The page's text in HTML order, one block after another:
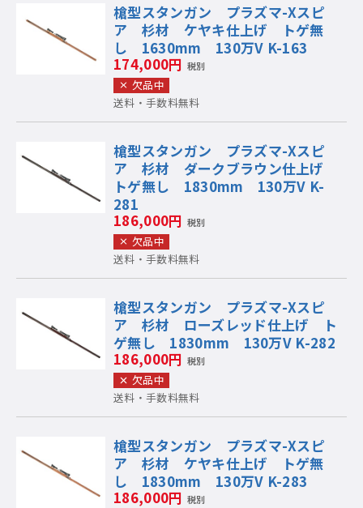
槍型スタンガン プラズマ-Xスピ
ア 杉材 ケヤキ仕上げ トゲ無
し 1630mm 130万V K-163
174,000円 税別
欠品中
送料・手数料無料
槍型スタンガン プラズマ-Xスピ
ア 杉材 ダークブラウン仕上げ
トゲ無し 1830mm 130万V K-
281
186,000円 税別
欠品中
送料・手数料無料
槍型スタンガン プラズマ-Xスピ
ア 杉材 ローズレッド仕上げ ト
ゲ無し 1830mm 130万V K-282
186,000円 税別
欠品中
送料・手数料無料
槍型スタンガン プラズマ-Xスピ
ア 杉材 ケヤキ仕上げ トゲ無
し 1830mm 130万V K-283
186,000円 税別